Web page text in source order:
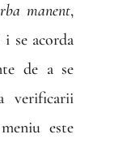
manent,
i se acorda
de a se
verificarii
este